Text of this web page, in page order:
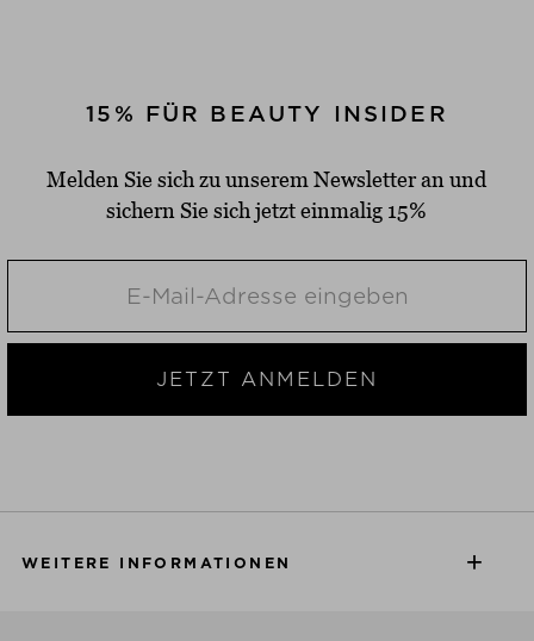
15% FÜR BEAUTY INSIDER
Melden Sie sich zu unserem Newsletter an und
sichern Sie sich jetzt einmalig 15%
JETZT ANMELDEN
WEITERE INFORMATIONEN